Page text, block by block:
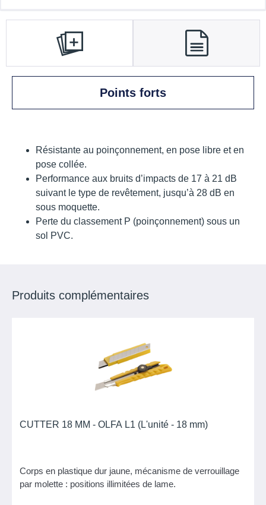
Points forts
Résistante au poinçonnement, en pose libre et en
pose collée.
Performance aux bruits d’impacts de 17 à 21 dB
suivant le type de revêtement, jusqu’à 28 dB en
sous moquette.
Perte du classement P (poinçonnement) sous un
sol PVC.
Produits complémentaires
CUTTER 18 MM - OLFA L1 (L'unité - 18 mm)
Corps en plastique dur jaune, mécanisme de verrouillage
par molette : positions illimitées de lame.